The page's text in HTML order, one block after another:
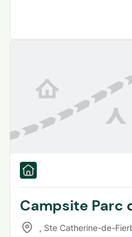
Campsite Parc
, Ste Catherine-de-